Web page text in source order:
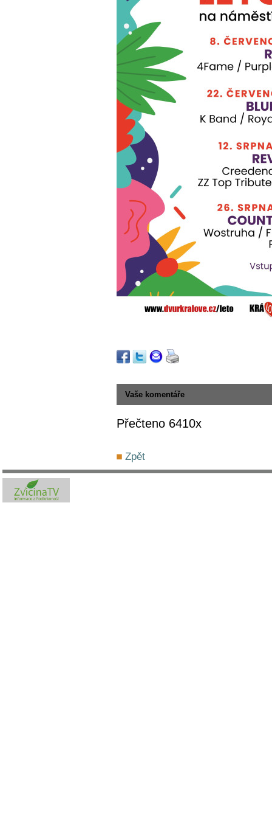
Vaše komentáře
Přečteno 6410x
Zpět